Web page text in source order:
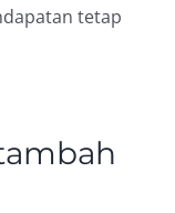
tetap